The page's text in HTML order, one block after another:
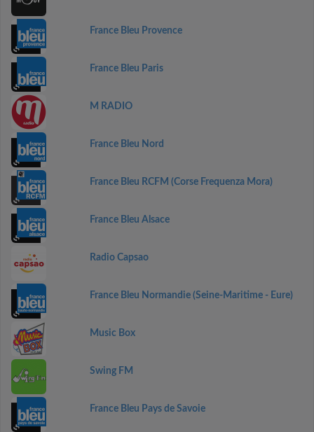
France Bleu Provence
France Bleu Paris
M RADIO
France Bleu Nord
France Bleu RCFM (Corse Frequenza Mora)
France Bleu Alsace
Radio Capsao
France Bleu Normandie (Seine-Maritime - Eure)
Music Box
Swing FM
France Bleu Pays de Savoie